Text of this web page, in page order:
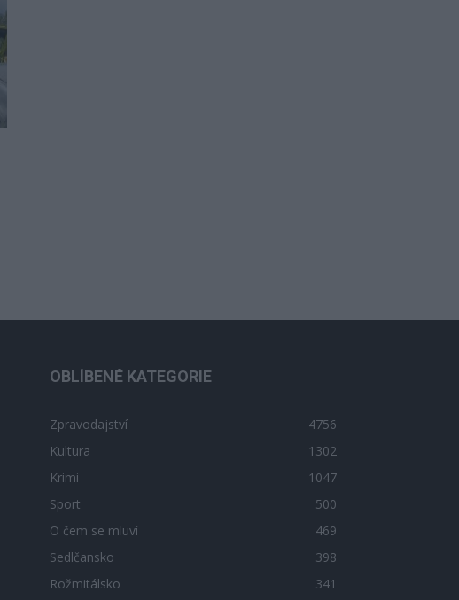
OBLÍBENÉ KATEGORIE
Zpravodajství
4756
Kultura
1302
Krimi
1047
Sport
500
O čem se mluví
469
Sedlčansko
398
Rožmitálsko
341